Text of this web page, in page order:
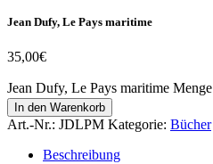
Jean Dufy, Le Pays maritime
35,00€
Jean Dufy, Le Pays maritime Menge
In den Warenkorb
Art.-Nr.: JDLPM Kategorie: Bücher
Beschreibung